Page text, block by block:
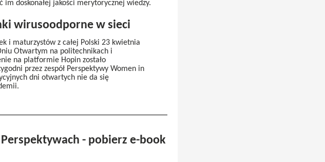
doskonałej jakości merytorycznej wiedzy.
wirusoodporne w sieci
i maturzystów z całej Polski 23 kwietnia
Otwartym na politechnikach i
na platformie Hopin zostało
przez zespół Perspektywy Women in
dni otwartych nie da się
- pobierz e-book